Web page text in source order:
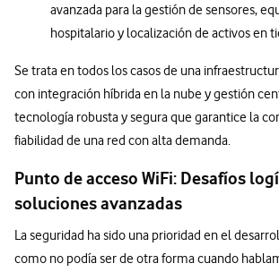
avanzada para la gestión de sensores,
hospitalario y localización de activos en
Se trata en todos los casos de una
con integración híbrida en la nube y gestión
tecnología robusta y segura que garantice la
fiabilidad de una red con alta demanda.
Punto de acceso WiFi: Desafíos
soluciones avanzadas
La seguridad ha sido una prioridad en el
como no podía ser de otra forma cuando